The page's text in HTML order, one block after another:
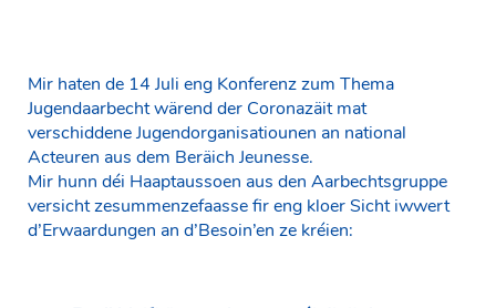
Mir haten de 14 Juli eng Konferenz zum Thema
Jugendaarbecht wärend der Coronazäit mat
verschiddene Jugendorganisatiounen an national
Acteuren aus dem Beräich Jeunesse.
Mir hunn déi Haaptaussoen aus den Aarbechtsgruppe
versicht zesummenzefaasse fir eng kloer Sicht iwwert
d’Erwaardungen an d’Besoin’en ze kréien: